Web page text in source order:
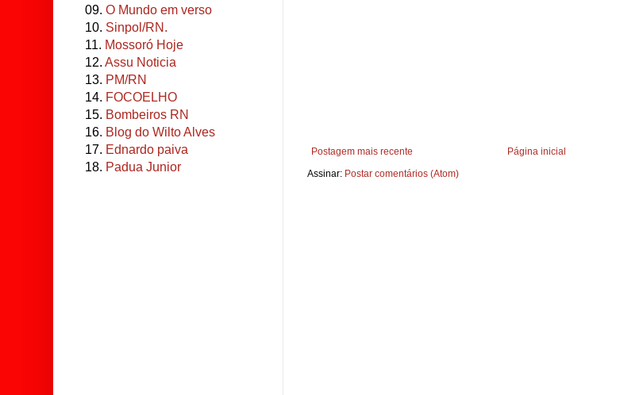
Postagem mais recente
Página inicial
Assinar: Postar comentários (Atom)
09. O Mundo em verso
10. Sinpol/RN.
11. Mossoró Hoje
12. Assu Noticia
13. PM/RN
14. FOCOELHO
15. Bombeiros RN
16. Blog do Wilto Alves
17. Ednardo paiva
18. Padua Junior